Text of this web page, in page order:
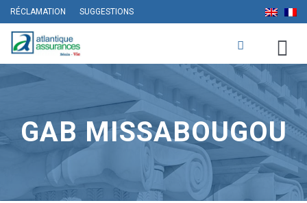
RÉCLAMATION SUGGESTIONS
GAB MISSABOUGOU